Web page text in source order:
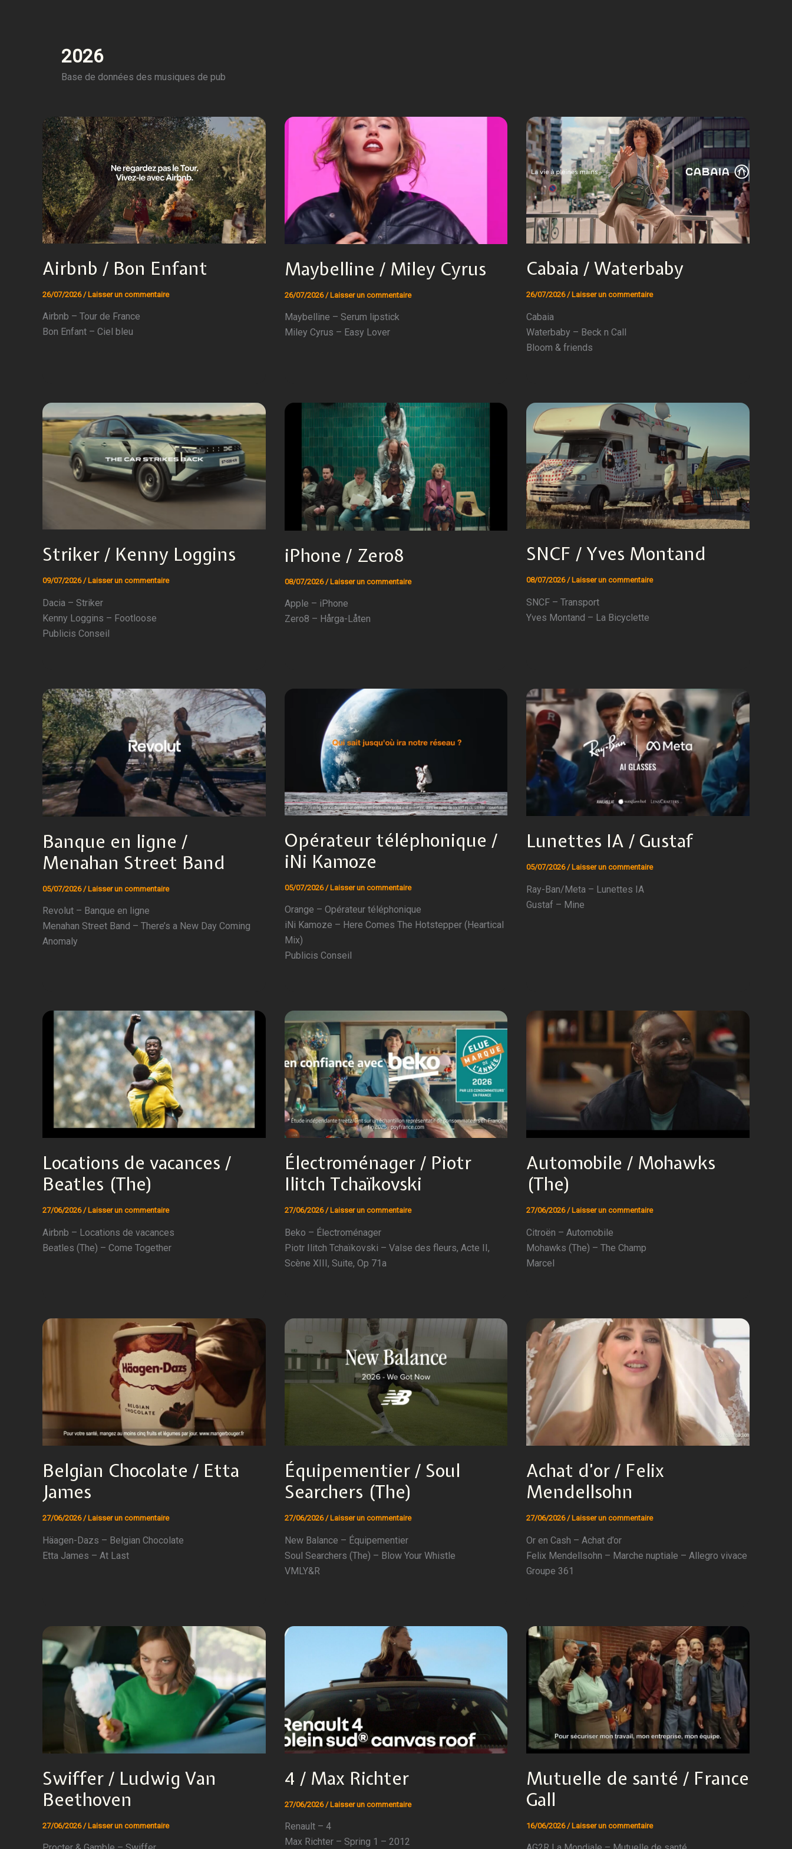
2026
Base de données des musiques de pub
Airbnb / Bon Enfant
26/07/2026 / Laisser un commentaire
Airbnb – Tour de France
Bon Enfant – Ciel bleu
Maybelline / Miley Cyrus
26/07/2026 /Laisser un commentaire
Maybelline – Serum lipstick
Miley Cyrus – Easy Lover
Cabaia / Waterbaby
26/07/2026/ Laisser un commentaire
Cabaia
Waterbaby – Beck n Call
Bloom & friends
Striker / Kenny Loggins
09/07/2026/ Laisser un commentaire
Dacia – Striker
Kenny Loggins – Footloose
Publicis Conseil
iPhone / Zero8
08/07/2026 /Laisser un commentaire
Apple – iPhone
Zero8 – Hårga-Låten
SNCF / Yves Montand
08/07/2026/ Laisser un commentaire
SNCF – Transport
Yves Montand – La Bicyclette
Banque en ligne /
Menahan Street Band
05/07/2026 /Laisser un commentaire
Revolut – Banque en ligne
Menahan Street Band – There’s a New Day Coming
Anomaly
Opérateur téléphonique /
iNi Kamoze
05/07/2026 / Laisser un commentaire
Orange – Opérateur téléphonique
iNi Kamoze – Here Comes The Hotstepper (Heartical
Mix)
Publicis Conseil
Lunettes IA / Gustaf
05/07/2026/ Laisser un commentaire
Ray-Ban/Meta – Lunettes IA
Gustaf – Mine
Locations de vacances /
Beatles (The)
27/06/2026/ Laisser un commentaire
Airbnb – Locations de vacances
Beatles (The) – Come Together
Électroménager / Piotr
Ilitch Tchaïkovski
27/06/2026/ Laisser un commentaire
Beko – Électroménager
Piotr Ilitch Tchaïkovski – Valse des fleurs, Acte II,
Scène XIII, Suite, Op 71a
Automobile / Mohawks
(The)
27/06/2026/ Laisser un commentaire
Citroën – Automobile
Mohawks (The) – The Champ
Marcel
Belgian Chocolate / Etta
James
27/06/2026/ Laisser un commentaire
Häagen-Dazs – Belgian Chocolate
Etta James – At Last
Équipementier / Soul
Searchers (The)
27/06/2026/ Laisser un commentaire
New Balance – Équipementier
Soul Searchers (The) – Blow Your Whistle
VMLY&R
Achat d’or / Felix
Mendellsohn
27/06/2026/ Laisser un commentaire
Or en Cash – Achat d’or
Felix Mendellsohn – Marche nuptiale – Allegro vivace
Groupe 361
Swiffer / Ludwig Van
Beethoven
27/06/2026 /Laisser un commentaire
4 / Max Richter
27/06/2026 /Laisser un commentaire
Renault – 4
Max Richter – Spring 1 – 2012
Mutuelle de santé / France
Gall
16/06/2026 /Laisser un commentaire